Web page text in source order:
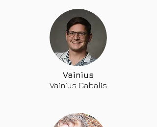
Vainius
Vainius Gabalis